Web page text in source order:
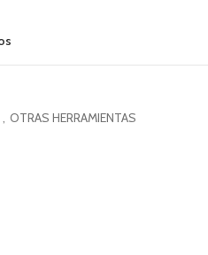
, OTRAS HERRAMIENTAS